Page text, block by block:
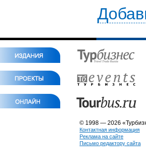
© 1998 — 2026
Контактная информация
Реклама на сайте
Письмо редактору сайта